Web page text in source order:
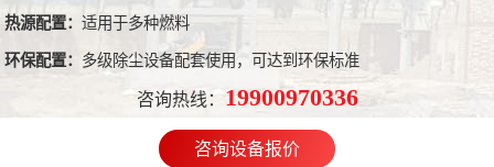
热源配置：适用于多种燃料
环保配置： 多级除尘设备配套使用，可达到环保标准
咨询热线： 19900970336
咨询设备报价